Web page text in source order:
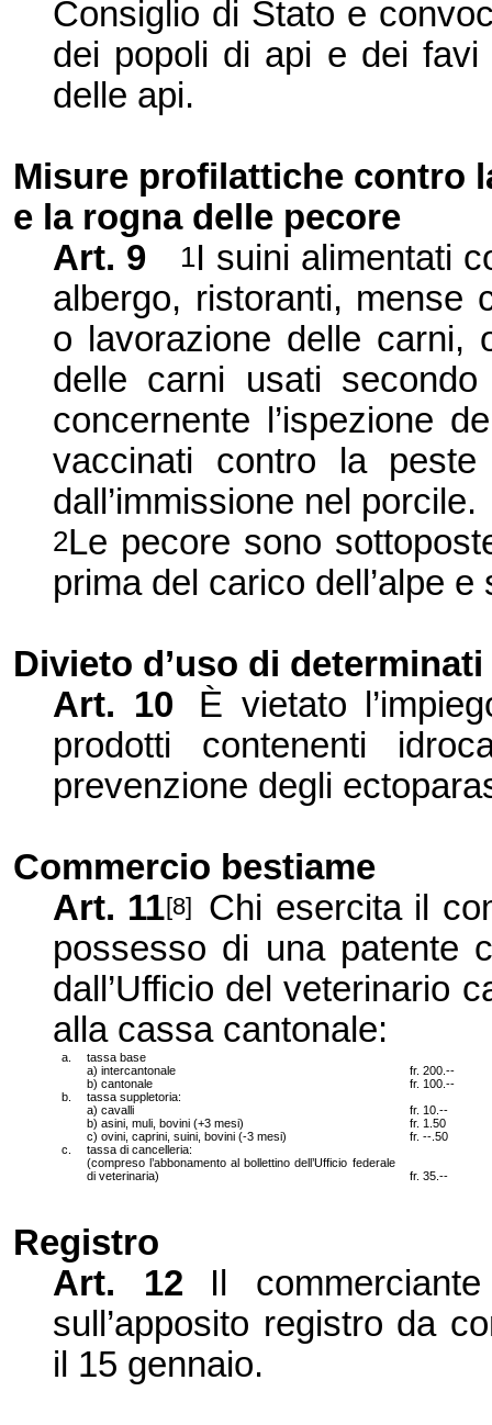
Consiglio di Stato e
dei popoli di api e dei favi
delle api.
Misure profilattiche contro
e la rogna delle pecore
Art. 9
1I suini alimentati
albergo, ristoranti, mense
o lavorazione delle carni,
delle carni usati secondo
concernente l’ispezione
vaccinati contro la
dall’immissione nel porcile.
2Le pecore sono
prima del carico dell’alpe e
Divieto d’uso di
Art. 10
È vietato l’
prodotti contenenti
prevenzione degli
Commercio bestiame
Art. 11[8] Chi esercitail
possesso di una patente
dall’Ufficio del veterinario
alla cassa cantonale:
a.
tassa base
a) intercantonale
fr. 200.--
b) cantonale
fr. 100.--
b.
tassa suppletoria:
a) cavalli
fr. 10.--
b) asini, muli, bovini (+3 mesi)
fr. 1.50
c) ovini, caprini, suini, bovini (-3 mesi)
fr. --.50
c.
tassa di cancelleria:
(compreso l’abbonamento al bollettino dell’Ufficio federale
di veterinaria)
fr. 35.--
Registro
Art. 12
Il
sull’apposito registro da
il 15 gennaio.